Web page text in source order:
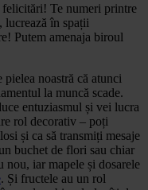
Te numeri printre
în spații
Putem amenaja biroul
noastră că atunci
la muncă scade.
entuziasmul și vei lucra
rol decorativ – poți
și ca să transmiți mesaje
buchet de flori sau chiar
nou, iar mapele și dosarele
. Și fructele au un rol